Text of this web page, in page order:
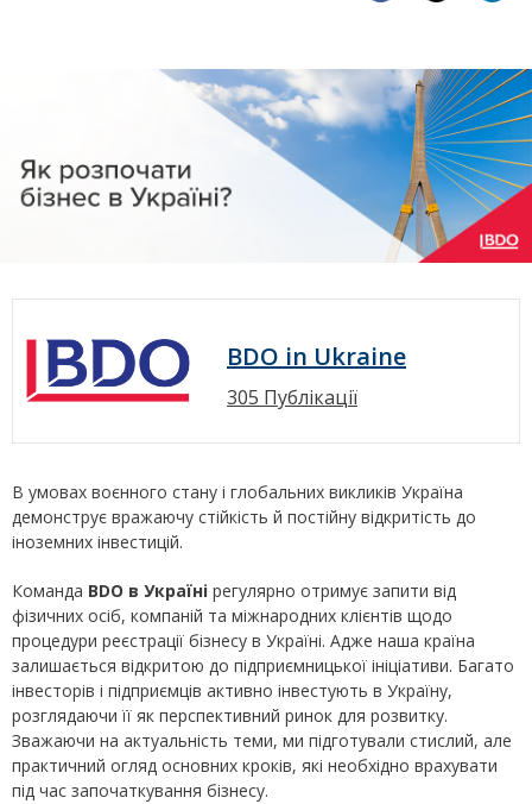
BDO in Ukraine
305 Публікації
В умовах воєнного стану і глобальних викликів Україна
демонструє вражаючу стійкість й постійну відкритість до
іноземних інвестицій.
Команда BDO в Україні регулярно отримує запити від
фізичних осіб, компаній та міжнародних клієнтів щодо
процедури реєстрації бізнесу в Україні. Адже наша країна
залишається відкритою до підприємницької ініціативи. Багато
інвесторів і підприємців активно інвестують в Україну,
розглядаючи її як перспективний ринок для розвитку.
Зважаючи на актуальність теми, ми підготували стислий, але
практичний огляд основних кроків, які необхідно врахувати
під час започаткування бізнесу.